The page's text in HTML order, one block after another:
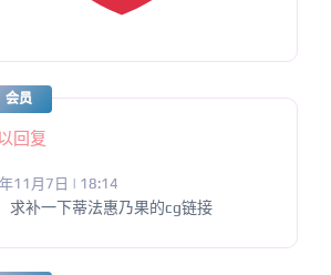
会员
回复
11月7日 | 18:14
求补一下蒂法惠乃果的cg链接